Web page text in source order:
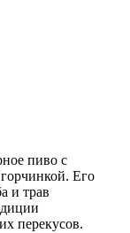
пиво с
Его
и трав
перекусов.